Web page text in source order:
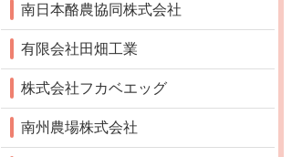
南日本酪農協同株式会社
有限会社田畑工業
株式会社フカベエッグ
南州農場株式会社